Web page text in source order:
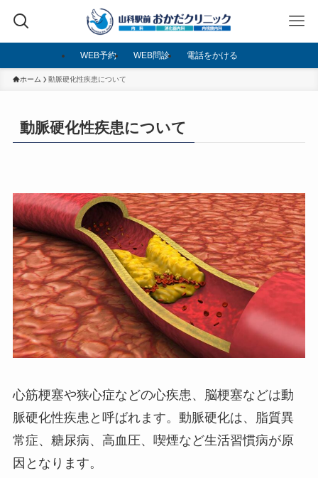
WEB予約 WEB問診 電話をかける
ホーム 動脈硬化性疾患について
動脈硬化性疾患について
心筋梗塞や狭心症などの心疾患、脳梗塞などは動
脈硬化性疾患と呼ばれます。動脈硬化は、脂質異
常症、糖尿病、高血圧、喫煙など生活習慣病が原
因となります。